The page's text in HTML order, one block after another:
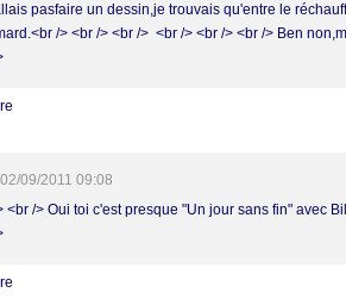
pasfaire un dessin,je trouvais qu'entre le
/> <br /> <br /> <br /> <br /> <br /> Ben
02/09/2011 09:08
<br /> Oui toi c'est presque "Un jour sans fin" avec